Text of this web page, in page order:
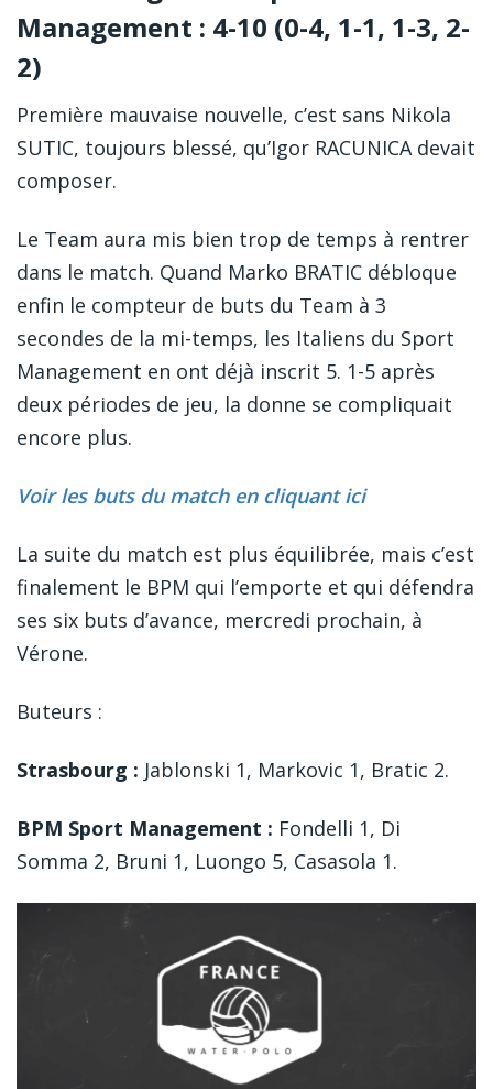
Management : 4-10 (0-4, 1-1, 1-3, 2-
2)
Première mauvaise nouvelle, c’est sans Nikola
SUTIC, toujours blessé, qu’Igor RACUNICA devait
composer.
Le Team aura mis bien trop de temps à rentrer
dans le match. Quand Marko BRATIC débloque
enfin le compteur de buts du Team à 3
secondes de la mi-temps, les Italiens du Sport
Management en ont déjà inscrit 5. 1-5 après
deux périodes de jeu, la donne se compliquait
encore plus.
Voir les buts du match en cliquant ici
La suite du match est plus équilibrée, mais c’est
finalement le BPM qui l’emporte et qui défendra
ses six buts d’avance, mercredi prochain, à
Vérone.
Buteurs :
Strasbourg : Jablonski 1, Markovic 1, Bratic 2.
BPM Sport Management : Fondelli 1, Di
Somma 2, Bruni 1, Luongo 5, Casasola 1.